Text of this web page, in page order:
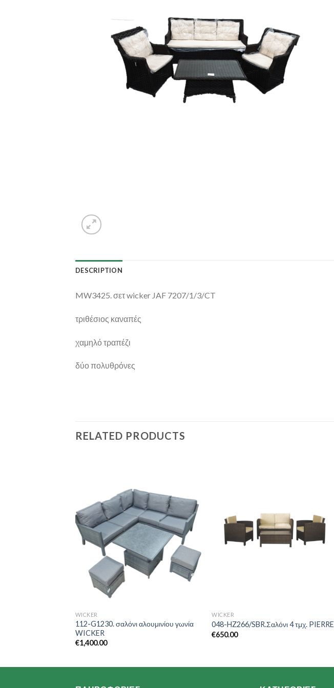
DESCRIPTION
MW3425. σετ wicker JAF 7207/1/3/CT
τριθέσιος καναπές
χαμηλό τραπέζι
δύο πολυθρόνες
RELATED PRODUCTS
WICKER
112-G1230. σαλόνι αλουμινίου γωνία
WICKER
€1,400.00
WICKER
048-HZ266/SBR.Σαλόνι 4 τμχ. PIERRE
€650.00